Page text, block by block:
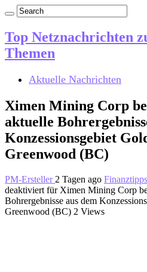
Top Netznachrichten
Themen
Aktuelle Nachrichten
Ximen Mining Corp
aktuelle
Konzessionsgebiet
Greenwood (BC)
PM-Ersteller 2 Tagen ago
deaktiviert für Ximen Mining Corp
Bohrergebnisse aus dem
Greenwood (BC) 2 Views